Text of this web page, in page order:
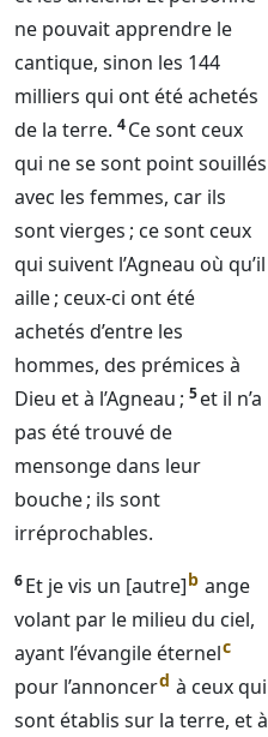
ne pouvait apprendre le
cantique, sinon les 144
milliers qui ont été achetés
de la terre. 4Ce sont ceux
qui ne se sont point souillés
avec les femmes, car ils
sont vierges ; ce sont ceux
qui suivent l’Agneau où qu’il
aille ; ceux-ci ont été
achetés d’entre les
hommes, des prémices à
Dieu et à l’Agneau ; 5et il n’a
pas été trouvé de
mensonge dans leur
bouche ; ils sont
irréprochables.
6Et je vis un [autre]b ange
volant par le milieu du ciel,
ayant l’évangile éternelc
pour l’annoncerd à ceux qui
sont établis sur la terre, et à